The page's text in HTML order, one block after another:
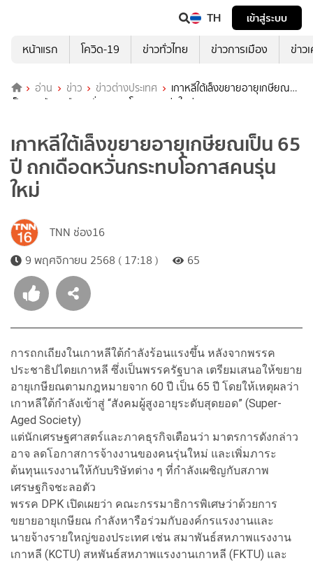
TH
เข้าสู่ระบบ
หน้าแรก
โควิด-19 ข่าวทั่วไทย ข่าวการเมือง ข่าว
อ่าน ข่าว ข่าวต่างประเทศ
เกาหลีใต้เล็งขยายอายุเกษียณ
เป็น 65 ปี ถกเดือดหวั่นกระทบโอกาสคนรุ่นใหม่
เกาหลีใต้เล็งขยายอายุเกษียณเป็น 65
ปี ถกเดือดหวั่นกระทบโอกาสคนรุ่น
ใหม่
TNN ช่อง16
9 พฤศจิกายน 2568 ( 17:18 )
65
การถกเถียงในเกาหลีใต้กำลังร้อนแรงขึ้น หลังจากพรรค
ประชาธิปไตยเกาหลี ซึ่งเป็นพรรครัฐบาล เตรียมเสนอให้ขยาย
อายุเกษียณตามกฎหมายจาก 60 ปี เป็น 65 ปี โดยให้เหตุผลว่า
เกาหลีใต้กำลังเข้าสู่ “สังคมผู้สูงอายุระดับสุดยอด” (Super-
Aged Society)
แต่นักเศรษฐศาสตร์และภาคธุรกิจเตือนว่า มาตรการดังกล่าว
อาจ ลดโอกาสการจ้างงานของคนรุ่นใหม่ และเพิ่มภาระ
ต้นทุนแรงงานให้กับบริษัทต่าง ๆ ที่กำลังเผชิญกับสภาพ
เศรษฐกิจชะลอตัว
พรรค DPK เปิดเผยว่า คณะกรรมาธิการพิเศษว่าด้วยการ
ขยายอายุเกษียณ กำลังหารือร่วมกับองค์กรแรงงานและ
นายจ้างรายใหญ่ของประเทศ เช่น สมาพันธ์สหภาพแรงงาน
เกาหลี (KCTU) สหพันธ์สหภาพแรงงานเกาหลี (FKTU) และ